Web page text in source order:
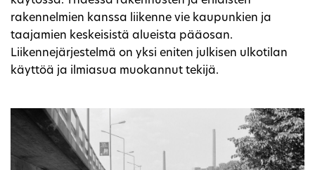
rakennelmien kanssa liikenne vie kaupunkien ja
taajamien keskeisistä alueista pääosan.
Liikennejärjestelmä on yksi eniten julkisen ulkotilan
käyttöä ja ilmiasua muokannut tekijä.